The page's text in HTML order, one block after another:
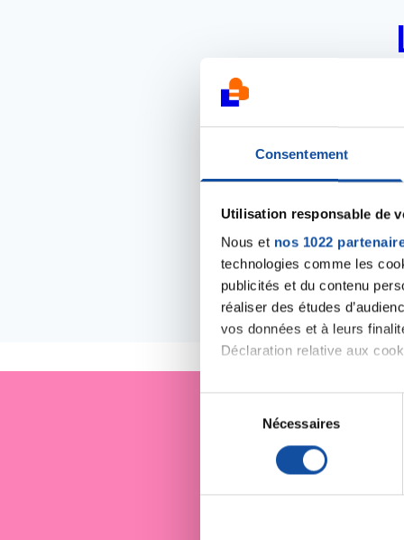
Consentement
Utilisation responsable de
Nous et nos 1022
technologies comme les
publicités et du contenu
réaliser des études
vos données et à leurs
Déclaration relative aux
Si vous le permettez, nous
Collecter des
digitales).
Pour en savoir plus sur le
. Vous pouvez
Nécessaires
Les
Je